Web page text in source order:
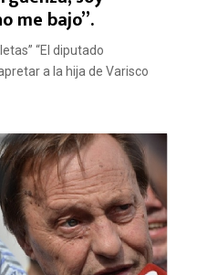
me bajo”.
“El diputado
a la hija de Varisco